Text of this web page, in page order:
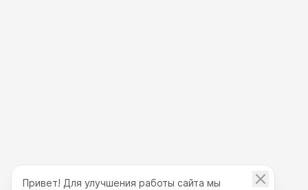
Привет! Для улучшения работы сайта мы